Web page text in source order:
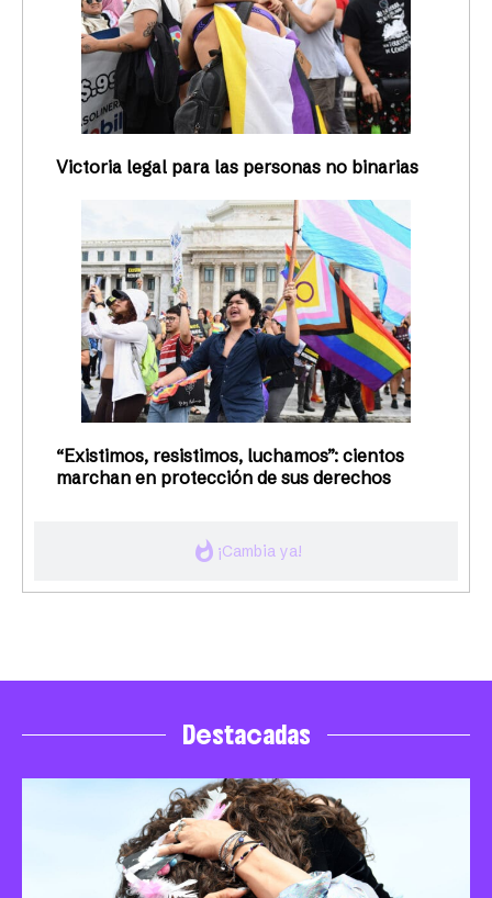
whatshot ¡Cambia ya!
Victoria legal para las personas no binarias
“Existimos, resistimos, luchamos”: cientos
marchan en protección de sus derechos
Destacadas